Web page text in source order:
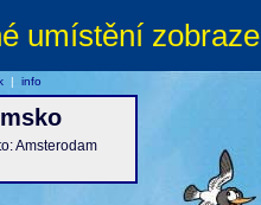
umístění
Amsterodam
| info